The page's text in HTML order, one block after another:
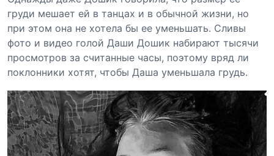
груди мешает ей в танцах и в обычной жизни, но
при этом она не хотела бы ее уменьшать. Сливы
фото и видео голой Даши Дошик набирают тысячи
просмотров за считанные часы, поэтому вряд ли
поклонники хотят, чтобы Даша уменьшала грудь.